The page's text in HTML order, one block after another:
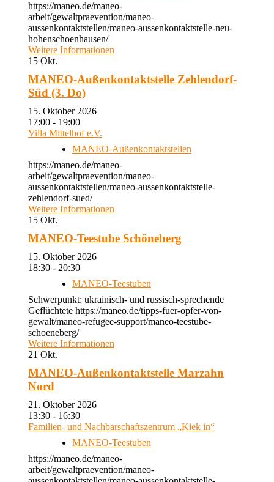
https://maneo.de/maneo-
arbeit/gewaltpraevention/maneo-
aussenkontaktstellen/maneo-aussenkontaktstelle-neu-
hohenschoenhausen/
Weitere Informationen
15 Okt.
MANEO-Außenkontaktstelle Zehlendorf-
Süd (3. Do)
15. Oktober 2026
17:00 - 19:00
Villa Mittelhof e.V.
MANEO-Außenkontaktstellen
https://maneo.de/maneo-
arbeit/gewaltpraevention/maneo-
aussenkontaktstellen/maneo-aussenkontaktstelle-
zehlendorf-sued/
Weitere Informationen
15 Okt.
MANEO-Teestube Schöneberg
15. Oktober 2026
18:30 - 20:30
MANEO-Teestuben
Schwerpunkt: ukrainisch- und russisch-sprechende
Geflüchtete https://maneo.de/tipps-fuer-opfer-von-
gewalt/maneo-refugee-support/maneo-teestube-
schoeneberg/
Weitere Informationen
21 Okt.
MANEO-Außenkontaktstelle Marzahn
Nord
21. Oktober 2026
13:30 - 16:30
Familien- und Nachbarschaftszentrum „Kiek in“
MANEO-Teestuben
https://maneo.de/maneo-
arbeit/gewaltpraevention/maneo-